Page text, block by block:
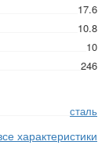
17.6
10.8
10
246
сталь
характеристики